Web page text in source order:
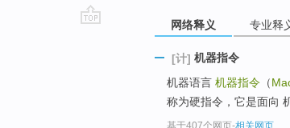
网络释义 专业释
[计] 机器指令
机器语言 机器指令 （
称为硬指令，它是面向
基于407个网页-相关网页